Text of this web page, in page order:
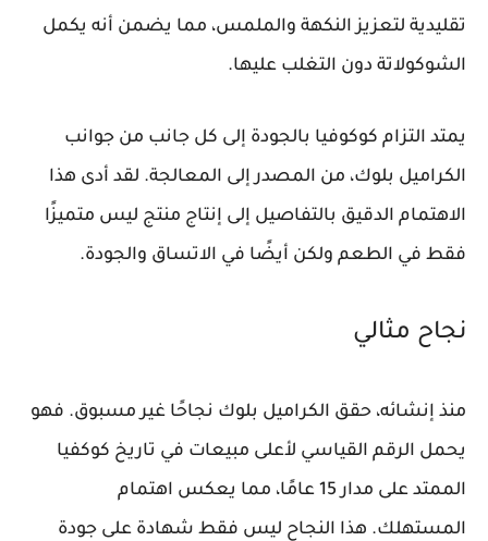
تقليدية لتعزيز النكهة والملمس، مما يضمن أنه يكمل
الشوكولاتة دون التغلب عليها.
يمتد التزام كوكوفيا بالجودة إلى كل جانب من جوانب
الكراميل بلوك، من المصدر إلى المعالجة. لقد أدى هذا
الاهتمام الدقيق بالتفاصيل إلى إنتاج منتج ليس متميزًا
فقط في الطعم ولكن أيضًا في الاتساق والجودة.
نجاح مثالي
منذ إنشائه، حقق الكراميل بلوك نجاحًا غير مسبوق. فهو
يحمل الرقم القياسي لأعلى مبيعات في تاريخ كوكفيا
الممتد على مدار 15 عامًا، مما يعكس اهتمام
المستهلك. هذا النجاح ليس فقط شهادة على جودة